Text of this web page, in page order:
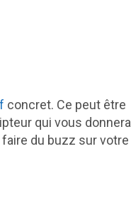
concret. Ce peut être
qui vous donnera
du buzz sur votre